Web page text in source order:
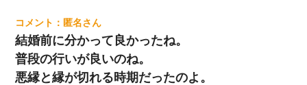
匿名
結婚前に分かって良かったね。
普段の行いが良いのね。
悪縁と縁が切れる時期だったのよ。